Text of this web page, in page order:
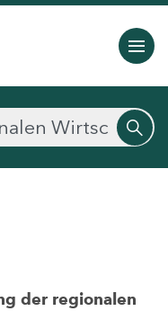
der regionalen